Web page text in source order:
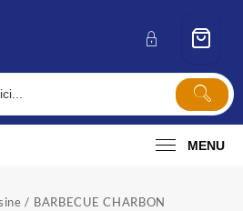
MENU
/ BARBECUE CHARBON